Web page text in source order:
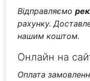
Відправляємо
рахунку.
нашим коштом.
Онлайн на
Оплата